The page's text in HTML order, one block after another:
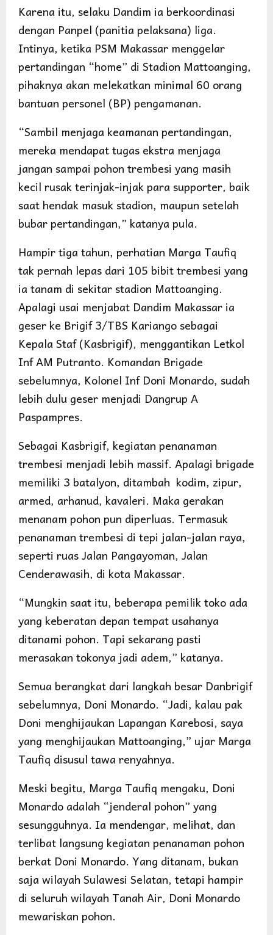
Karena itu, selaku Dandim ia berkoordinasi
dengan Panpel (panitia pelaksana) liga.
Intinya, ketika PSM Makassar menggelar
pertandingan “home” di Stadion Mattoanging,
pihaknya akan melekatkan minimal 60 orang
bantuan personel (BP) pengamanan.
“Sambil menjaga keamanan pertandingan,
mereka mendapat tugas ekstra menjaga
jangan sampai pohon trembesi yang masih
kecil rusak terinjak-injak para supporter, baik
saat hendak masuk stadion, maupun setelah
bubar pertandingan,” katanya pula.
Hampir tiga tahun, perhatian Marga Taufiq
tak pernah lepas dari 105 bibit trembesi yang
ia tanam di sekitar stadion Mattoanging.
Apalagi usai menjabat Dandim Makassar ia
geser ke Brigif 3/TBS Kariango sebagai
Kepala Staf (Kasbrigif), menggantikan Letkol
Inf AM Putranto. Komandan Brigade
sebelumnya, Kolonel Inf Doni Monardo, sudah
lebih dulu geser menjadi Dangrup A
Paspampres.
Sebagai Kasbrigif, kegiatan penanaman
trembesi menjadi lebih massif. Apalagi brigade
memiliki 3 batalyon, ditambah kodim, zipur,
armed, arhanud, kavaleri. Maka gerakan
menanam pohon pun diperluas. Termasuk
penanaman trembesi di tepi jalan-jalan raya,
seperti ruas Jalan Pangayoman, Jalan
Cenderawasih, di kota Makassar.
“Mungkin saat itu, beberapa pemilik toko ada
yang keberatan depan tempat usahanya
ditanami pohon. Tapi sekarang pasti
merasakan tokonya jadi adem,” katanya.
Semua berangkat dari langkah besar Danbrigif
sebelumnya, Doni Monardo. “Jadi, kalau pak
Doni menghijaukan Lapangan Karebosi, saya
yang menghijaukan Mattoanging,” ujar Marga
Taufiq disusul tawa renyahnya.
Meski begitu, Marga Taufiq mengaku, Doni
Monardo adalah “jenderal pohon” yang
sesungguhnya. Ia mendengar, melihat, dan
terlibat langsung kegiatan penanaman pohon
berkat Doni Monardo. Yang ditanam, bukan
saja wilayah Sulawesi Selatan, tetapi hampir
di seluruh wilayah Tanah Air, Doni Monardo
mewariskan pohon.